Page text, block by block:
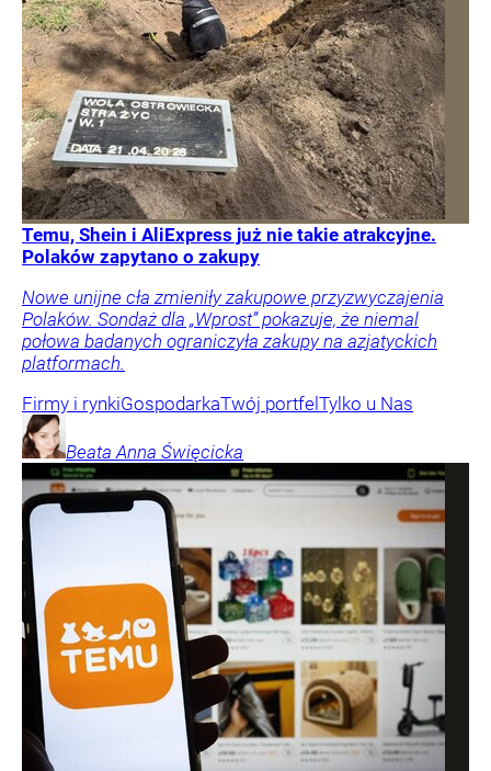
Temu, Shein i AliExpress już nie takie atrakcyjne.
Polaków zapytano o zakupy
Nowe unijne cła zmieniły zakupowe przyzwyczajenia
Polaków. Sondaż dla „Wprost” pokazuje, że niemal
połowa badanych ograniczyła zakupy na azjatyckich
platformach.
Firmy i rynkiGospodarkaTwój portfelTylko u Nas
Beata Anna Święcicka